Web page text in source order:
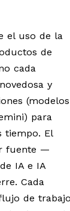
el uso de la
de
cada
y
(modelos
para
tiempo. El
fuente —
IA e IA
Cada
de